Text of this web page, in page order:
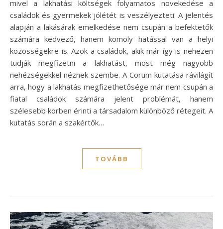
mivel a lakhatási költségek folyamatos növekedése a
családok és gyermekek jólétét is veszélyezteti. A jelentés
alapján a lakásárak emelkedése nem csupán a befektetők
számára kedvező, hanem komoly hatással van a helyi
közösségekre is. Azok a családok, akik már így is nehezen
tudják megfizetni a lakhatást, most még nagyobb
nehézségekkel néznek szembe. A Corum kutatása rávilágít
arra, hogy a lakhatás megfizethetősége már nem csupán a
fiatal családok számára jelent problémát, hanem
szélesebb körben érinti a társadalom különböző rétegeit. A
kutatás során a szakértők…
TOVÁBB